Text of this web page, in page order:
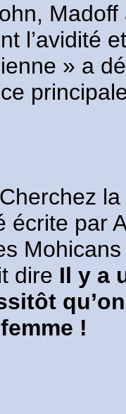
l’avidité
» a
écrite par
dire Il y a
!